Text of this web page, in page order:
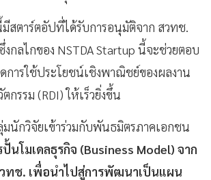
มีสตาร์ตอัปที่ได้รับการอนุมัติจาก สวทช.
กลไกของ NSTDA Startup นี้จะช่วยตอบ
ดการใช้ประโยชน์เชิงพาณิชย์ของผลงาน
รรม (RDI) ให้เร็วยิ่งขึ้น
นักวิจัยเข้าร่วมกับพันธมิตรภาคเอกชน
ปั้นโมเดลธุรกิจ (Business Model) จาก
ทช. เพื่อนำไปสู่การพัฒนาเป็นแผน